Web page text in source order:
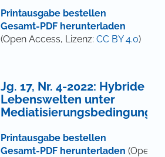
Printausgabe bestellen
Gesamt-PDF herunterladen
(Open Access, Lizenz: CC BY 4.0)
Jg. 17, Nr. 4-2022: Hybride
Lebenswelten unter
Printausgabe bestellen
Gesamt-PDF herunterladen (Open